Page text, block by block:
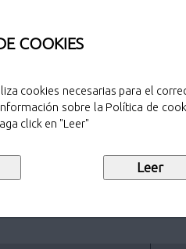
COOKIES
cookies necesarias para el
sobre la Política de
click en "Leer"
RUEDAS
22/
01/